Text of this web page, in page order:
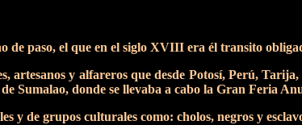
paso, el que en el siglo XVIII era él transito
artesanos y alfareros que desde Potosí, Perú,
Sumalao, donde se llevaba a cabo la Gran Feria
y de grupos culturales como: cholos, negros y